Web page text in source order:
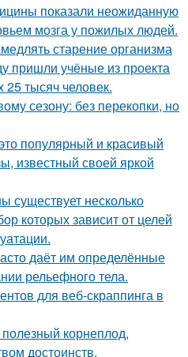
показали неожиданную
мозга у пожилых людей.
старение организма
пришли учёные из проекта
тысяч человек.
сезону: без перекопки, но
популярный и красивый
известный своей яркой
существует несколько
которых зависит от целей
даёт им определённые
рельефного тела.
для веб-скраппинга в
корнеплод,
достоинств.